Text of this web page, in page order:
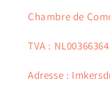
Chambre de
TVA :
Adresse :